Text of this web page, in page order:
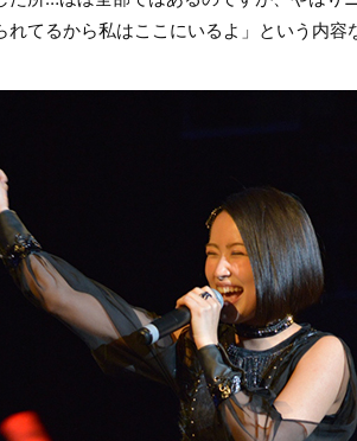
れてるから私はここにいるよ」という内容